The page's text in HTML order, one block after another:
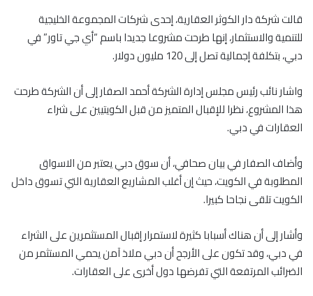
قالت شركة دار الكوثر العقارية، إحدى شركات المجموعة الخليجية
للتنمية والاستثمار، إنها طرحت مشروعا جديدا باسم “أي جي تاور” في
دبي، بتكلفة إجمالية تصل إلى 120 مليون دولار.
واشار نائب رئيس مجلس إدارة الشركة أحمد الصفار إلى أن الشركة طرحت
هذا المشروع، نظرا للإقبال المتميز من قبل الكويتيين على شراء
العقارات في دبي.
وأضاف الصفار في بيان صحافي، أن سوق دبي يعتبر من الاسواق
المطلوبة في الكويت، حيث إن أغلب المشاريع العقارية التي تسوق داخل
الكويت تلقى نجاحا كبيرا.
وأشار إلى أن هناك أسبابا كثيرة لاستمرار إقبال المستثمرين على الشراء
في دبي، وقد تكون على الأرجح أن دبي ملاذ آمن يحمي المستثمر من
الضرائب المرتفعة التي تفرضها دول أخرى على العقارات.